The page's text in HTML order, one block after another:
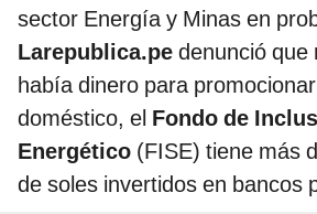
sector Energía y Minas en
Larepublica.pe denunció que
había dinero para
doméstico, el Fondo de
Energético (FISE) tiene más
de soles invertidos en bancos